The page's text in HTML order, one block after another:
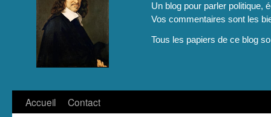
Un blog pour parler politique,
Vos commentaires sont les
Tous les papiers de ce blog
Aller
Accueil Contact